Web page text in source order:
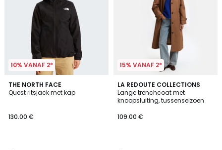
10% VANAF 2*
THE NORTH FACE
Quest ritsjack met kap
130.00 €
4.5
/ 5
15% VANAF 2*
LA REDOUTE COLLECTIONS
Lange trenchcoat met
knoopsluiting, tussenseizoen
109.00 €
4
/
5